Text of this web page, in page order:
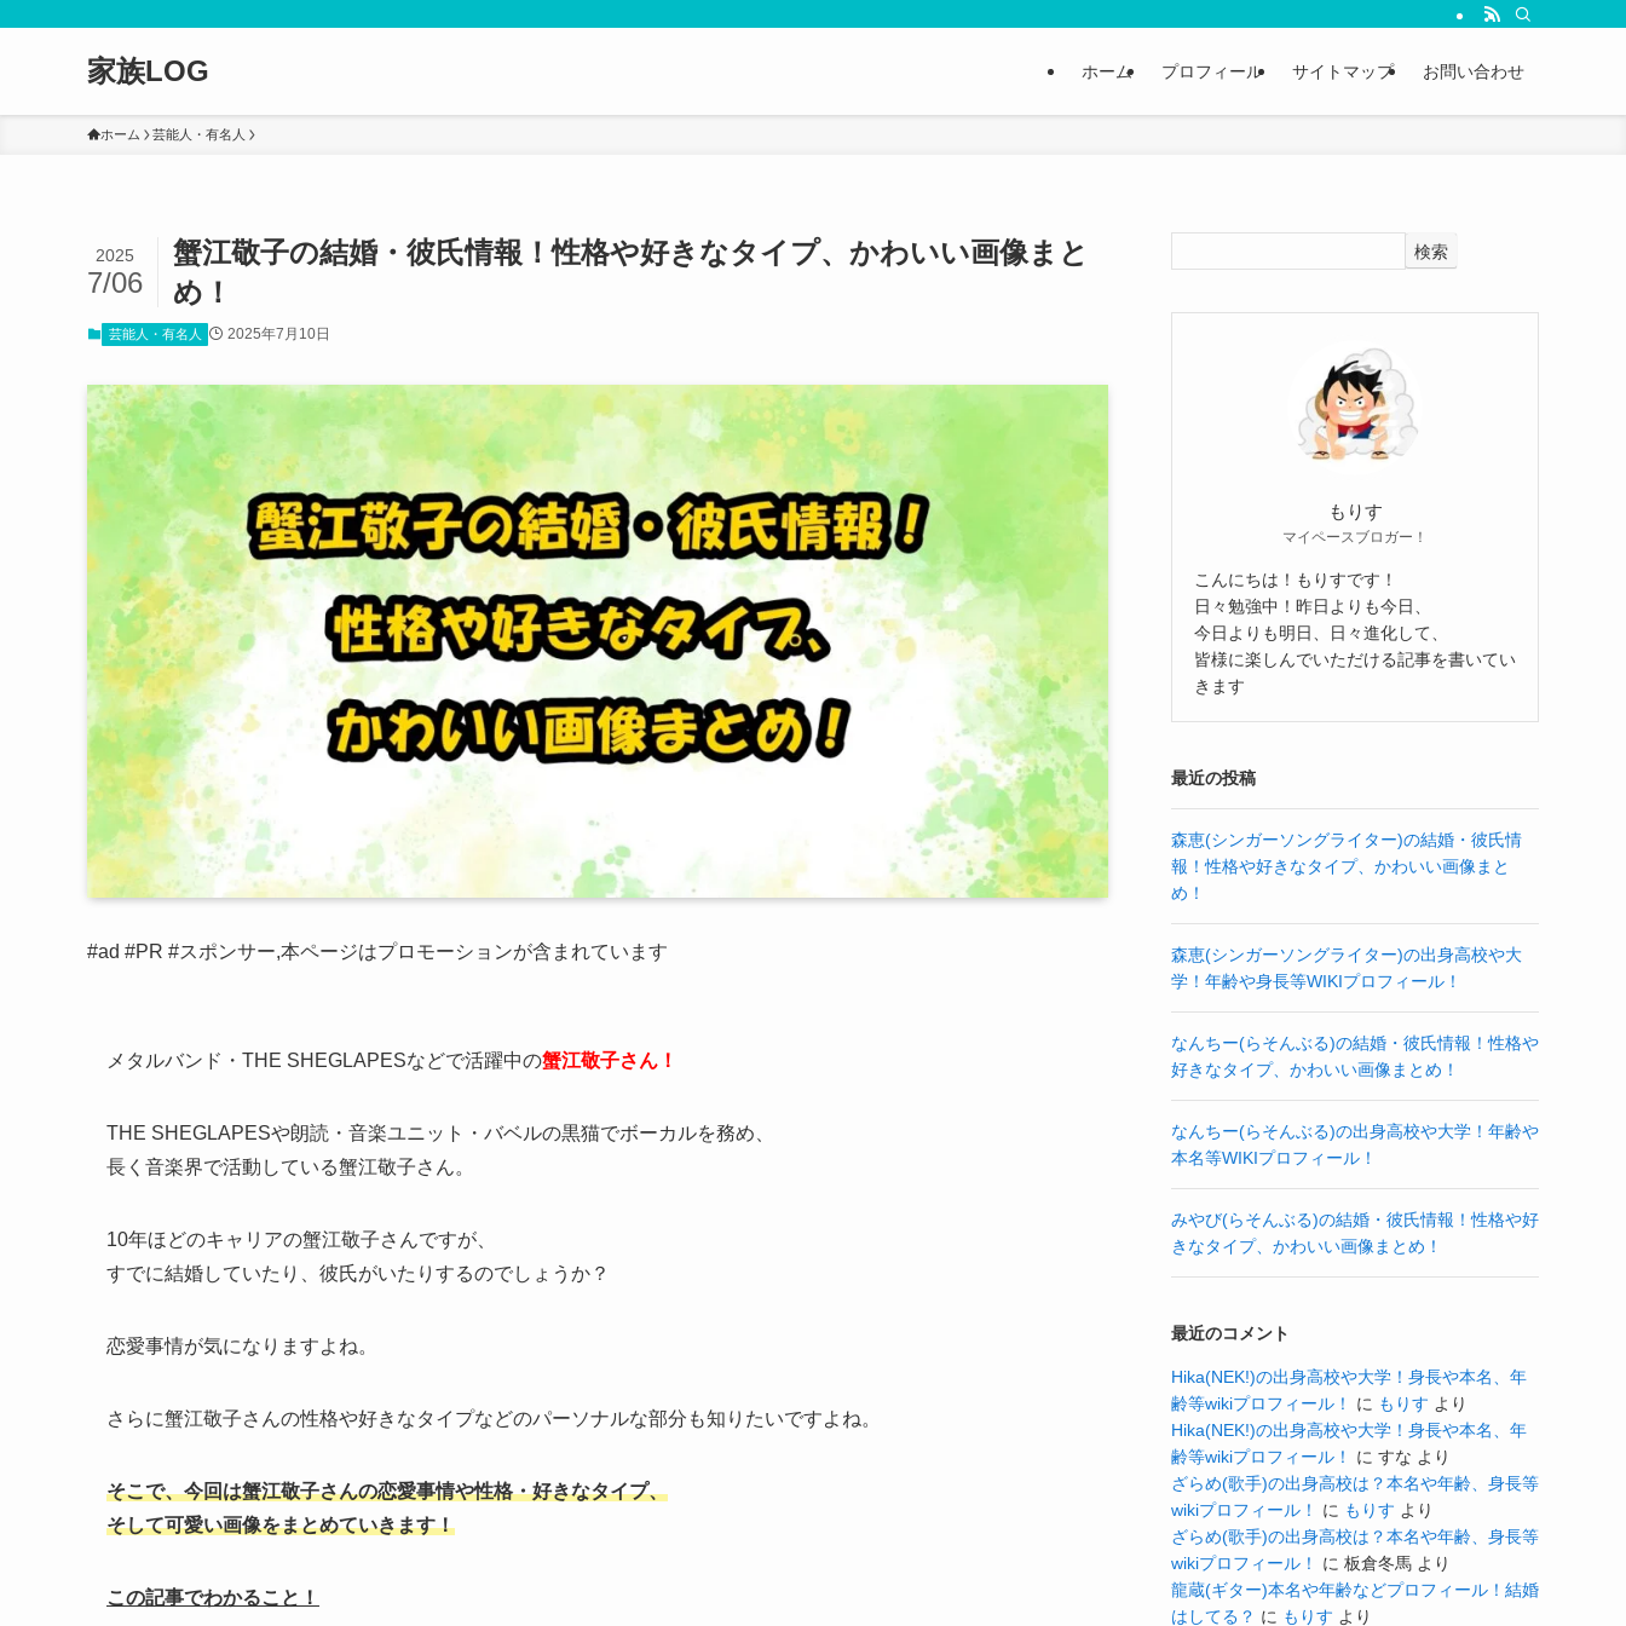
家族LOG ホーム プロフィール サイトマップ お問い合わせ
ホーム 芸能人・有名人
蟹江敬子の結婚・彼氏情報！性格や好きなタイプ、かわいい画像まと
め！
2025
7/06
芸能人・有名人 2025年7月10日
#ad #PR #スポンサー,本ページはプロモーションが含まれています
メタルバンド・THE SHEGLAPESなどで活躍中の蟹江敬子さん！
THE SHEGLAPESや朗読・音楽ユニット・バベルの黒猫でボーカルを務め、
長く音楽界で活動している蟹江敬子さん。
10年ほどのキャリアの蟹江敬子さんですが、
すでに結婚していたり、彼氏がいたりするのでしょうか？
恋愛事情が気になりますよね。
さらに蟹江敬子さんの性格や好きなタイプなどのパーソナルな部分も知りたいですよね。
そこで、今回は蟹江敬子さんの恋愛事情や性格・好きなタイプ、
そして可愛い画像をまとめていきます！
この記事でわかること！
検索
もりす
マイペースブロガー！
こんにちは！もりすです！
日々勉強中！昨日よりも今日、
今日よりも明日、日々進化して、
皆様に楽しんでいただける記事を書いてい
きます
最近の投稿
森恵(シンガーソングライター)の結婚・彼氏情
報！性格や好きなタイプ、かわいい画像まと
め！
森恵(シンガーソングライター)の出身高校や大
学！年齢や身長等WIKIプロフィール！
なんちー(らそんぶる)の結婚・彼氏情報！性格や
好きなタイプ、かわいい画像まとめ！
なんちー(らそんぶる)の出身高校や大学！年齢や
本名等WIKIプロフィール！
みやび(らそんぶる)の結婚・彼氏情報！性格や好
きなタイプ、かわいい画像まとめ！
最近のコメント
Hika(NEK!)の出身高校や大学！身長や本名、年
齢等wikiプロフィール！
に もりす より
Hika(NEK!)の出身高校や大学！身長や本名、年
齢等wikiプロフィール！
に すな より
ざらめ(歌手)の出身高校は？本名や年齢、身長等
wikiプロフィール！
に もりす より
ざらめ(歌手)の出身高校は？本名や年齢、身長等
wikiプロフィール！
に 板倉冬馬 より
龍蔵(ギター)本名や年齢などプロフィール！結婚
はしてる？ に もりす より